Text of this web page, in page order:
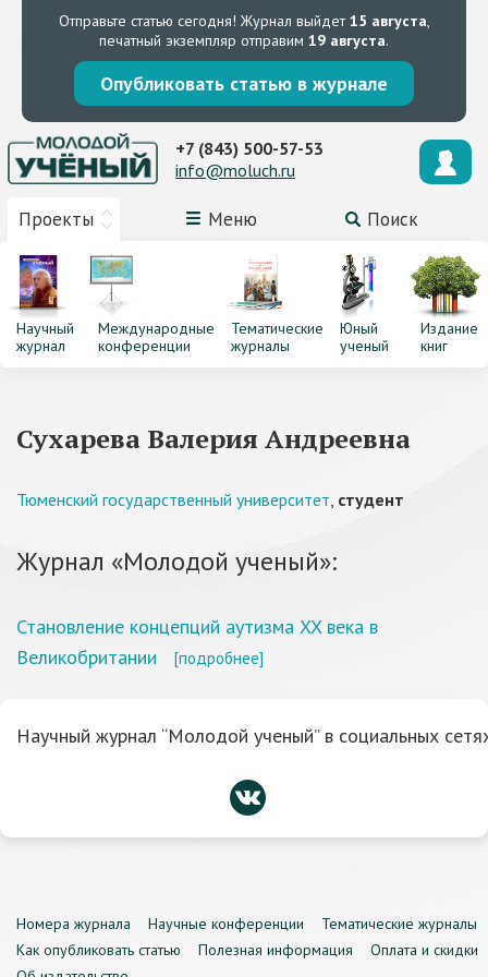
Отправьте статью сегодня! Журнал выйдет15 августа,
печатный экземпляр отправим 19 августа.
Опубликовать статью в журнале
Проекты Меню Поиск
+7 (843) 500-57-53
info@moluch.ru
Научный
журнал
Международные
конференции
Тематические
журналы
Юный
ученый
Издание
книг
Сухарева Валерия Андреевна
Тюменский государственный университет, студент
Журнал «Молодой ученый»:
Становление концепций аутизма XX века в
Великобритании
[подробнее]
Научный журнал “Молодой ученый” в социальных
Номера журнала Научные конференции
Тематические журналы
Как опубликовать статью
Полезная информация
Оплата и скидки